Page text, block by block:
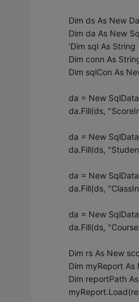
Dim ds As New
Dim da As New
'Dim sql As
Dim conn As
Dim sqlCon As
da = New
da.Fill(ds,
da = New
da.Fill(ds,
da = New
da.Fill(ds,
da = New
da.Fill(ds,
Dim rs As New
Dim myReport As
Dim reportPath